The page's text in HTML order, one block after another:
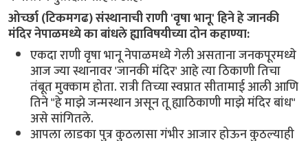
ओर्च्छा (टिकमगढ) संस्थानाची राणी 'वृषा भानू' हिने हे जानकी
मंदिर नेपाळमध्ये का बांधले ह्याविषयीच्या दोन कहाण्या:
एकदा राणी वृषा भानू नेपाळमध्ये गेली असताना जनकपूरमध्ये
आज ज्या स्थानावर 'जानकी मंदिर' आहे त्या ठिकाणी तिचा
तंबूत मुक्काम होता. रात्री तिच्या स्वप्नात सीतामाई आली आणि
तिने "हे माझे जन्मस्थान असून तू ह्याठिकाणी माझे मंदिर बांध"
असे सांगितले.
आपला लाडका पुत्र कुठलासा गंभीर आजार होऊन कुठल्याही